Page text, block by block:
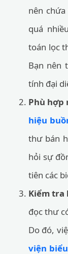
nên
quá
toán lọc
Bạn nên
tính đại
Phù hợp
hiệu
thư bán
hỏi sự
tiên các
Kiểm tra
đọc thư
Do đó,
viện